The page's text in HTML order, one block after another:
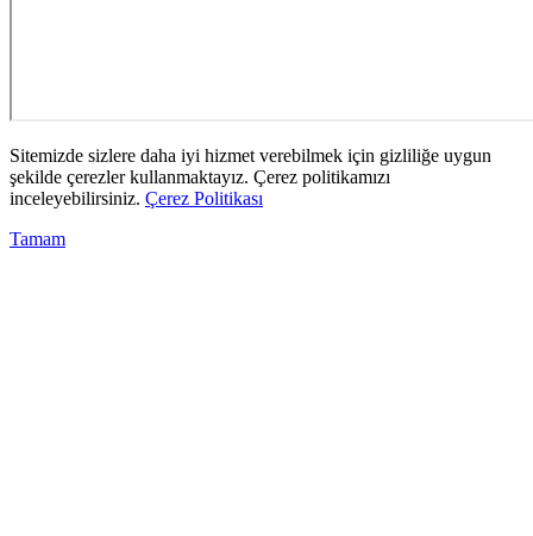
Sitemizde sizlere daha iyi hizmet verebilmek için gizliliğe uygun
şekilde çerezler kullanmaktayız. Çerez politikamızı
inceleyebilirsiniz. Çerez Politikası
Tamam